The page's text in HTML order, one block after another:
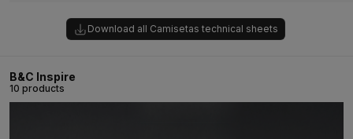
Download all Camisetas technical sheets
B&C Inspire
10 products